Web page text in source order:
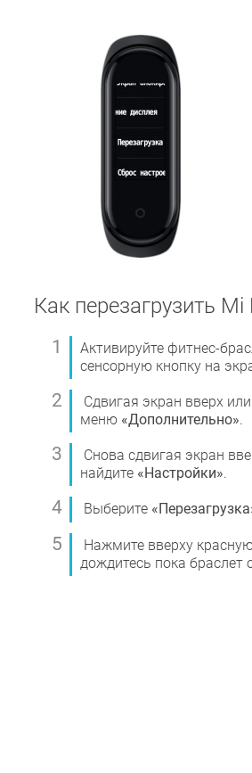
Как перезагрузить Mi
Активируйте фитнес-
сенсорную кнопку на
Сдвигая экран вверх
меню «Дополнительно».
Снова сдвигая экран
найдите «Настройки».
Выберите
Нажмите вверху
дождитесь пока браслет